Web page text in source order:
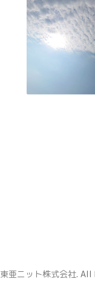
東亜ニット株式会社. All